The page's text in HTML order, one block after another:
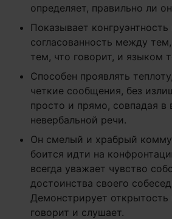
определяет, правильно ли
Показывает конгруэнтность
согласованность между
тем, что говорит, и языком
Способен проявлять
четкие сообщения, без
просто и прямо, совпадая в
невербальной речи.
Он смелый и храбрый
боится идти на
всегда уважает чувство
достоинства своего
Демонстрирует открытость
говорит и слушает.